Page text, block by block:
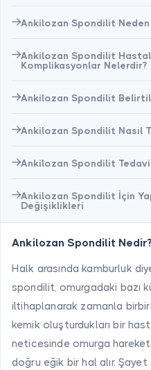
Ankilozan Spondilit Neden
Ankilozan Spondilit
Komplikasyonlar Nelerdir?
Ankilozan Spondilit
Ankilozan Spondilit Nasıl
Ankilozan Spondilit
Ankilozan Spondilit İçin
Değişiklikleri
Ankilozan Spondilit Nedir?
Halk arasında kamburluk
spondilit, omurgadaki bazı
iltihaplanarak zamanla
kemik oluşturdukları bir
neticesinde omurga
doğru eğik bir hal alır.